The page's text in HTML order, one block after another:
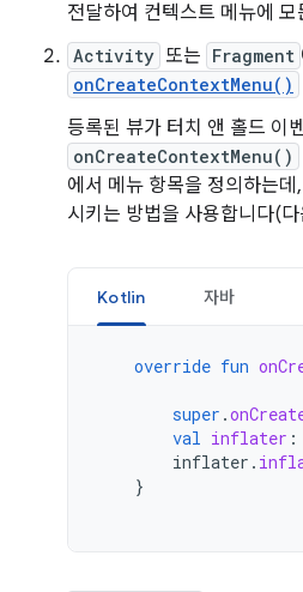
전달하여 컨텍스트 메뉴에
Activity 또는 Fragment
onCreateContextMenu()
등록된 뷰가 터치 앤 홀드 이
onCreateContextMenu()
에서 메뉴 항목을 정의하는
시키는 방법을 사용합니다(
Kotlin 자바
override fun
super .
val inflater :
inflater .
}